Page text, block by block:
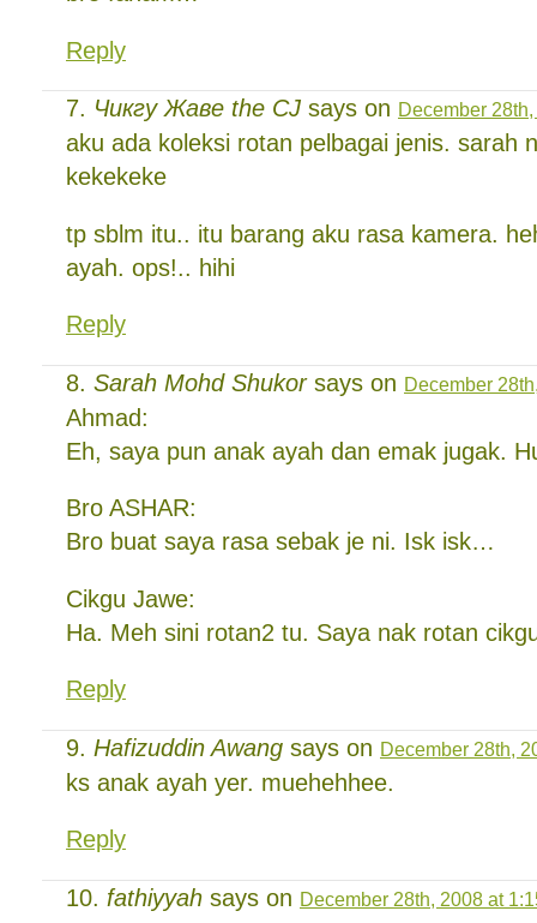
Reply
Чикгу Жаве the CJ says on December
aku ada koleksi rotan pelbagai jenis. sarah
kekekeke
tp sblm itu.. itu barang aku rasa kamera.
ayah. ops!.. hihi
Reply
Sarah Mohd Shukorsays on December
Ahmad:
Eh, saya pun anak ayah dan emak jugak.
Bro ASHAR:
Bro buat saya rasa sebak je ni. Isk isk…
Cikgu Jawe:
Ha. Meh sini rotan2 tu. Saya nak rotan
Reply
Hafizuddin Awang says on December 28th,
ks anak ayah yer. muehehhee.
Reply
fathiyyah says on December 28th, 2008 at